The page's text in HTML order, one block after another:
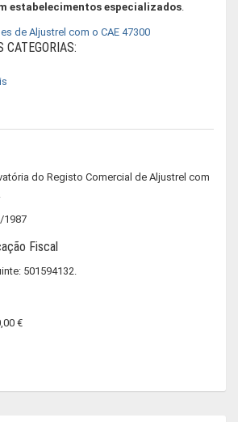
estabelecimentos especializados.
de Aljustrel com o CAE 47300
CATEGORIAS:
do Registo Comercial de Aljustrel com
.
1987
Fiscal
501594132.
€